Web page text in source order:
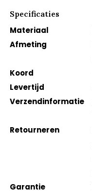
Specificaties
Materiaal
Afmeting
Koord
Levertijd
Verzendinformatie
Retourneren
Garantie